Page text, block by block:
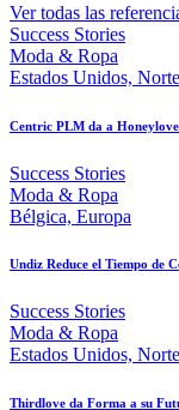
Ver todas las
Success Stories
Moda & Ropa
Estados Unidos,
Centric PLM da a
Success Stories
Moda & Ropa
Bélgica, Europa
Undiz Reduce el Tiempo de
Success Stories
Moda & Ropa
Estados Unidos,
Thirdlove da Forma a su